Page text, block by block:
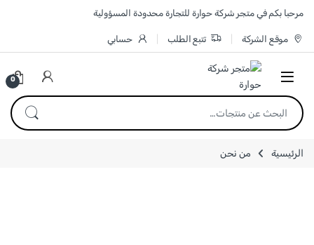
مرحبا بكم في متجر شركة حوارة للتجارة محدودة المسؤولية
موقع الشركة تتبع الطلب حسابي
0
الرئيسية من نحن